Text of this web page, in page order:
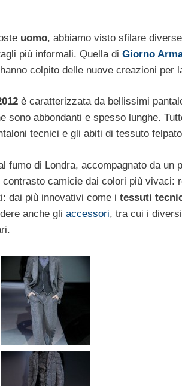
uomo, abbiamo visto sfilare
più informali. Quella di Giorno
colpito delle nuove creazioni per
è caratterizzata da bellissimi
abbondanti e spesso lunghe.
tecnici e gli abiti di tessuto
fumo di Londra, accompagnato da un
camicie dai colori più vivaci:
dai più innovativi come i tessuti
anche gli accessori, tra cui i